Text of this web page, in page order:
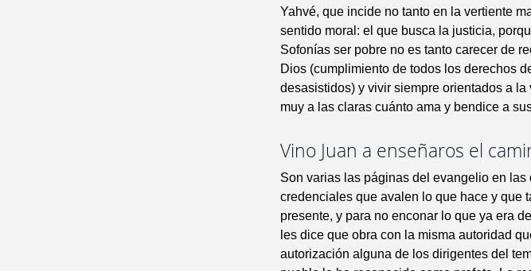
Yahvé, que incide no tanto en la vertiente
sentido moral: el que busca la justicia,
Sofonías ser pobre no es tanto carecer de
Dios (cumplimiento de todos los derechos
desasistidos) y vivir siempre orientados a
muy a las claras cuánto ama y bendice a
Vino Juan a enseñaros el
Son varias las páginas del evangelio en
credenciales que avalen lo que hace y que
presente, y para no enconar lo que ya era
les dice que obra con la misma autoridad
autorización alguna de los dirigentes del